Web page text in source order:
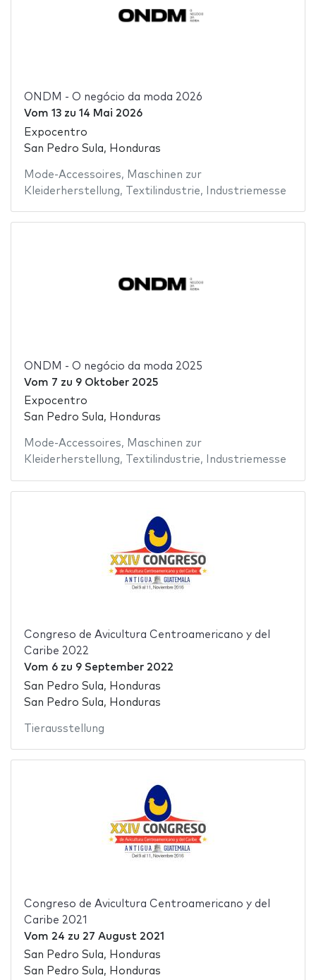
ONDM - O negócio da moda 2026
Vom 13zu 14 Mai 2026
Expocentro
San Pedro Sula, Honduras
Mode-Accessoires, Maschinen zur
Kleiderherstellung, Textilindustrie, Industriemesse
ONDM - O negócio da moda 2025
Vom 7 zu 9 Oktober 2025
Expocentro
San Pedro Sula, Honduras
Mode-Accessoires, Maschinen zur
Kleiderherstellung, Textilindustrie, Industriemesse
Congreso de Avicultura Centroamericano y del
Caribe 2022
Vom 6zu 9 September 2022
San Pedro Sula, Honduras
San Pedro Sula, Honduras
Tierausstellung
Congreso de Avicultura Centroamericano y del
Caribe 2021
Vom 24 zu 27 August 2021
San Pedro Sula, Honduras
San Pedro Sula, Honduras